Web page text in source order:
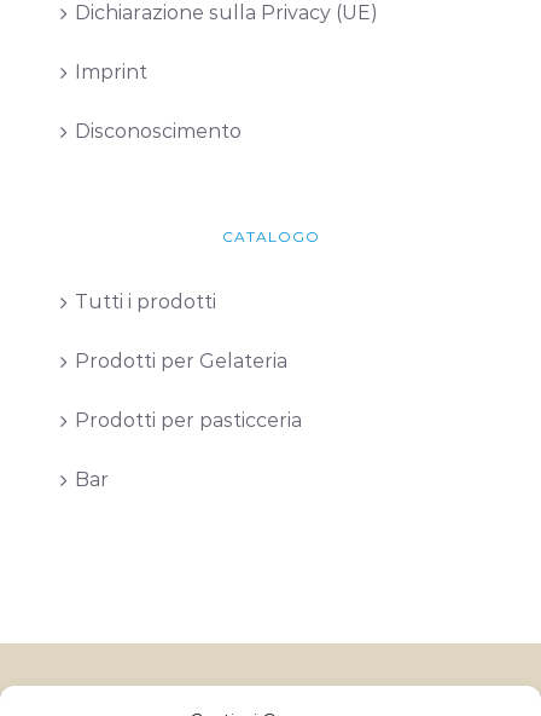
Dichiarazione sulla Privacy (UE)
Imprint
Disconoscimento
CATALOGO
Tutti i prodotti
Prodotti per Gelateria
Prodotti per pasticceria
Bar